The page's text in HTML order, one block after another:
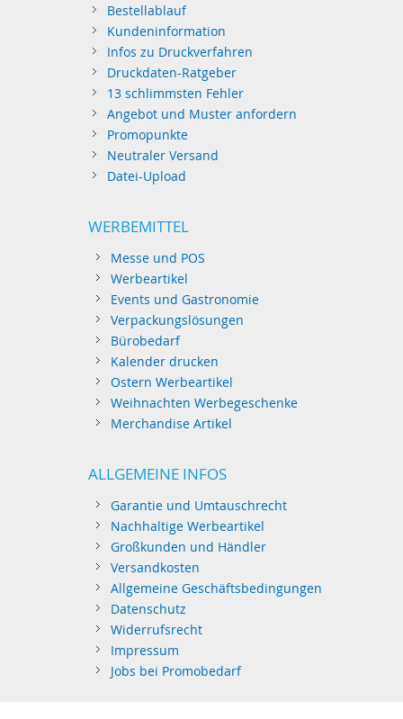
Bestellablauf
Kundeninformation
Infos zu Druckverfahren
Druckdaten-Ratgeber
13 schlimmsten Fehler
Angebot und Muster anfordern
Promopunkte
Neutraler Versand
Datei-Upload
WERBEMITTEL
Messe und POS
Werbeartikel
Events und Gastronomie
Verpackungslösungen
Bürobedarf
Kalender drucken
Ostern Werbeartikel
Weihnachten Werbegeschenke
Merchandise Artikel
ALLGEMEINE INFOS
Garantie und Umtauschrecht
Nachhaltige Werbeartikel
Großkunden und Händler
Versandkosten
Allgemeine Geschäftsbedingungen
Datenschutz
Widerrufsrecht
Impressum
Jobs bei Promobedarf